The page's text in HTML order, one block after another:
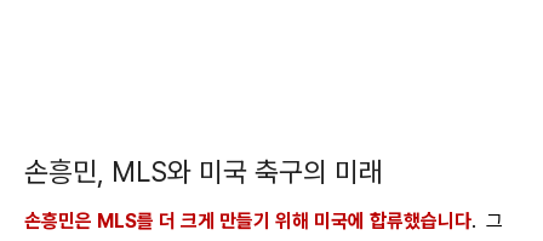
손흥민, MLS와 미국 축구의 미래
손흥민은 MLS를 더 크게 만들기 위해 미국에 합류했습니다. 그